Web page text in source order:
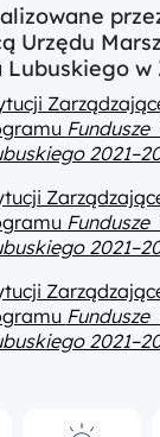
Urzędu
w